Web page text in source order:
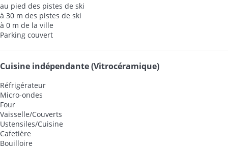
au pied des pistes de ski
à 30 m des pistes de ski
à 0 m de la ville
Parking couvert
Cuisine indépendante (Vitrocéramique)
Réfrigérateur
Micro-ondes
Four
Vaisselle/Couverts
Ustensiles/Cuisine
Cafetière
Bouilloire